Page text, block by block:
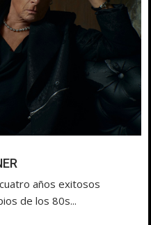
años exitosos
de los 80s...